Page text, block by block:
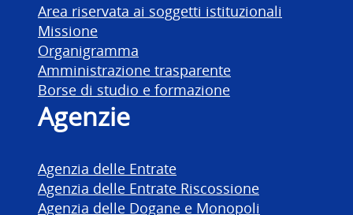
Area riservata ai soggetti istituzionali
Missione
Organigramma
Amministrazione trasparente
Borse di studio e formazione
Agenzie
Agenzia delle Entrate
Agenzia delle Entrate Riscossione
Agenzia delle Dogane e Monopoli